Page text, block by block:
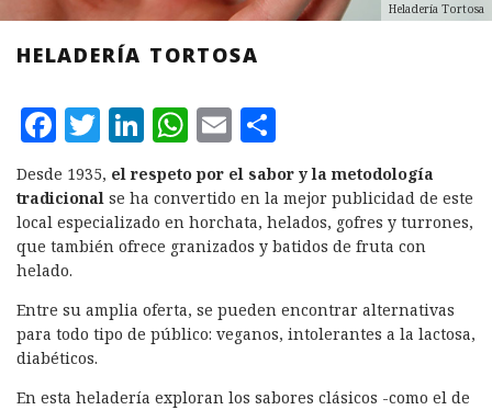
Heladería Tortosa
HELADERÍA TORTOSA
F
a
c
e
b
o
o
k
T
w
it
te
r
L
i
n
k
e
d
I
W
h
at
s
A
p
p
E
m
ai
l
o
m
p
a
rt
ir
Desde 1935, el respeto por el sabor y la metodología
tradicional se ha convertido en la mejor publicidad de este
local especializado en horchata, helados, gofres y turrones,
que también ofrece granizados y batidos de fruta con
helado.
Entre su amplia oferta, se pueden encontrar alternativas
para todo tipo de público: veganos, intolerantes a la lactosa,
diabéticos.
En esta heladería exploran los sabores clásicos -como el de